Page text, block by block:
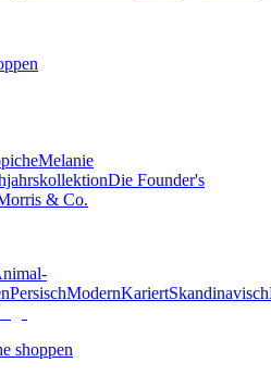
Melanie
Die Founder's
& Co.
PersischModernKariertSkandinavisch
shoppen